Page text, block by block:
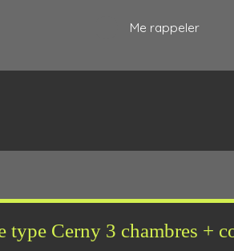
Me rappeler
type Cerny 3 chambres +